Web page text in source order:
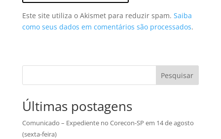
Este site utiliza o Akismet para reduzir spam. Saiba
como seus dados em comentários são processados.
Pesquisar
Últimas postagens
Comunicado – Expediente no Corecon-SP em 14 de agosto
(sexta-feira)